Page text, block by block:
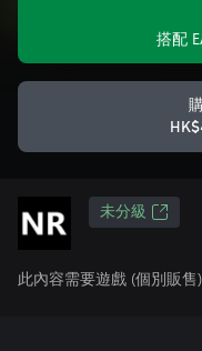
搭配
未分級
此內容需要遊戲 (個別販售)